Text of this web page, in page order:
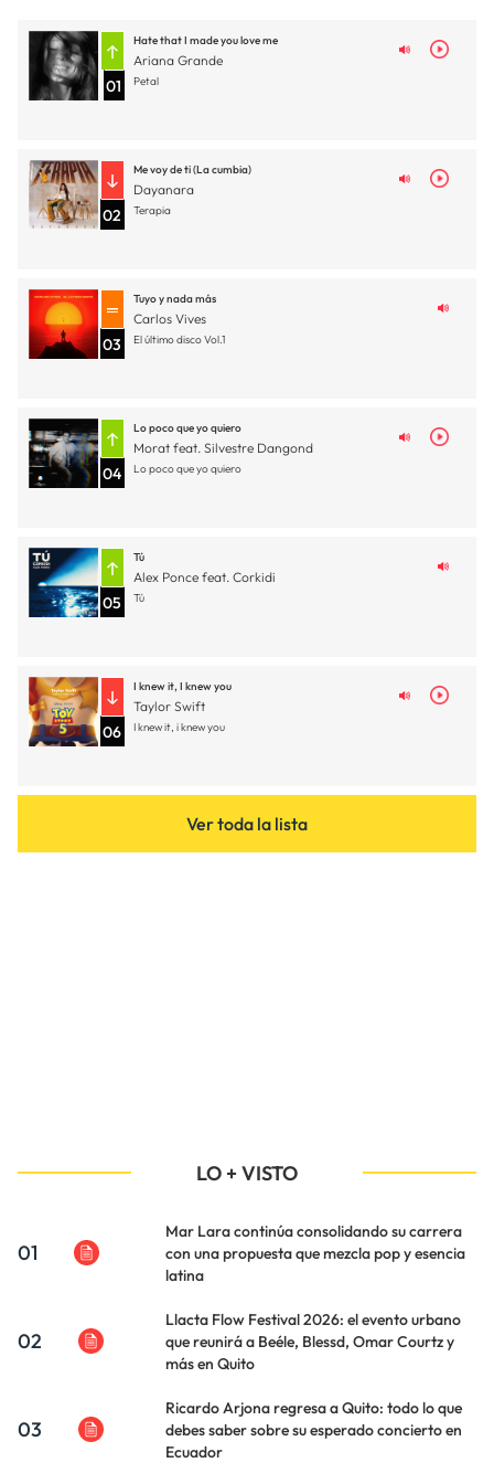
01
Hate that I made you love me
Ariana Grande
Petal
02
Me voy de ti (La cumbia)
Dayanara
Terapia
03
Tuyo y nada más
Carlos Vives
El último disco Vol.1
04
Lo poco que yo quiero
Morat feat. Silvestre Dangond
Lo poco que yo quiero
05
Tú
Alex Ponce feat. Corkidi
Tú
06
I knew it, I knew you
Taylor Swift
I knew it, i knew you
Ver toda la lista
LO + VISTO
01
Mar Lara continúa consolidando su carrera
con una propuesta que mezcla pop y esencia
latina
02
Llacta Flow Festival 2026: el evento urbano
que reunirá a Beéle, Blessd, Omar Courtz y
más en Quito
03
Ricardo Arjona regresa a Quito: todo lo que
debes saber sobre su esperado concierto en
Ecuador